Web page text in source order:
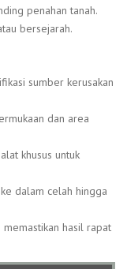
penahan tanah.
bersejarah.
sumber kerusakan
dan area
khusus untuk
dalam celah hingga
hasil rapat